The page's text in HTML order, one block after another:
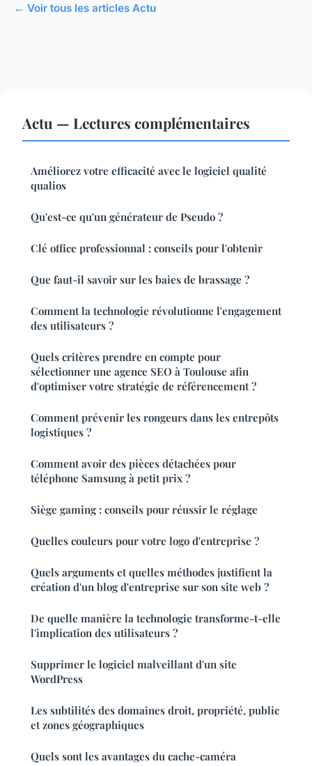
← Voir tous les articles Actu
Actu — Lectures complémentaires
Améliorez votre efficacité avec le logiciel qualité
qualios
Qu'est-ce qu'un générateur de Pseudo ?
Clé office professionnal : conseils pour l'obtenir
Que faut-il savoir sur les baies de brassage ?
Comment la technologie révolutionne l'engagement
des utilisateurs ?
Quels critères prendre en compte pour
sélectionner une agence SEO à Toulouse afin
d'optimiser votre stratégie de référencement ?
Comment prévenir les rongeurs dans les entrepôts
logistiques ?
Comment avoir des pièces détachées pour
téléphone Samsung à petit prix ?
Siège gaming : conseils pour réussir le réglage
Quelles couleurs pour votre logo d'entreprise ?
Quels arguments et quelles méthodes justifient la
création d'un blog d'entreprise sur son site web ?
De quelle manière la technologie transforme-t-elle
l'implication des utilisateurs ?
Supprimer le logiciel malveillant d'un site
WordPress
Les subtilités des domaines droit, propriété, public
et zones géographiques
Quels sont les avantages du cache-caméra